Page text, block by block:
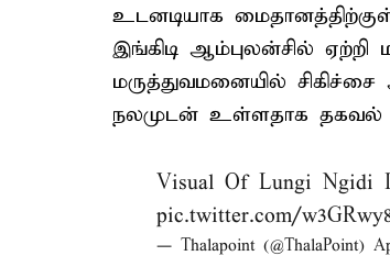
உடனடியாக
இங்கிடி ஆம்புலன்சில்
மருத்துவமனையில் சிகிச்சை
நலமுடன் உள்ளதாக தகவல்
Visual Of Lungi Ngidi
pic.twitter.com/
— Thalapoint (@ThalaPoint)